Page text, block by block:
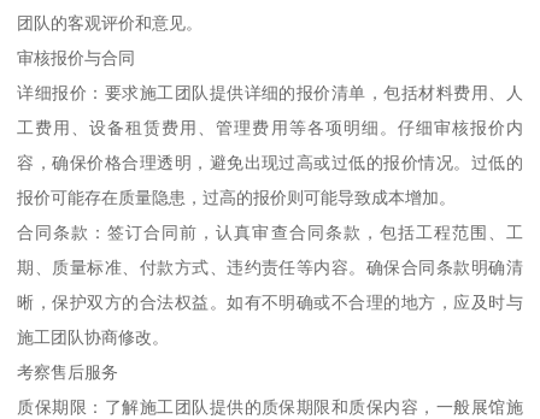
团队的客观评价和意见。
审核报价与合同
详细报价：要求施工团队提供详细的报价清单，包括材料费用、人
工费用、设备租赁费用、管理费用等各项明细。仔细审核报价内
容，确保价格合理透明，避免出现过高或过低的报价情况。过低的
报价可能存在质量隐患，过高的报价则可能导致成本增加。
合同条款：签订合同前，认真审查合同条款，包括工程范围、工
期、质量标准、付款方式、违约责任等内容。确保合同条款明确清
晰，保护双方的合法权益。如有不明确或不合理的地方，应及时与
施工团队协商修改。
考察售后服务
质保期限：了解施工团队提供的质保期限和质保内容，一般展馆施